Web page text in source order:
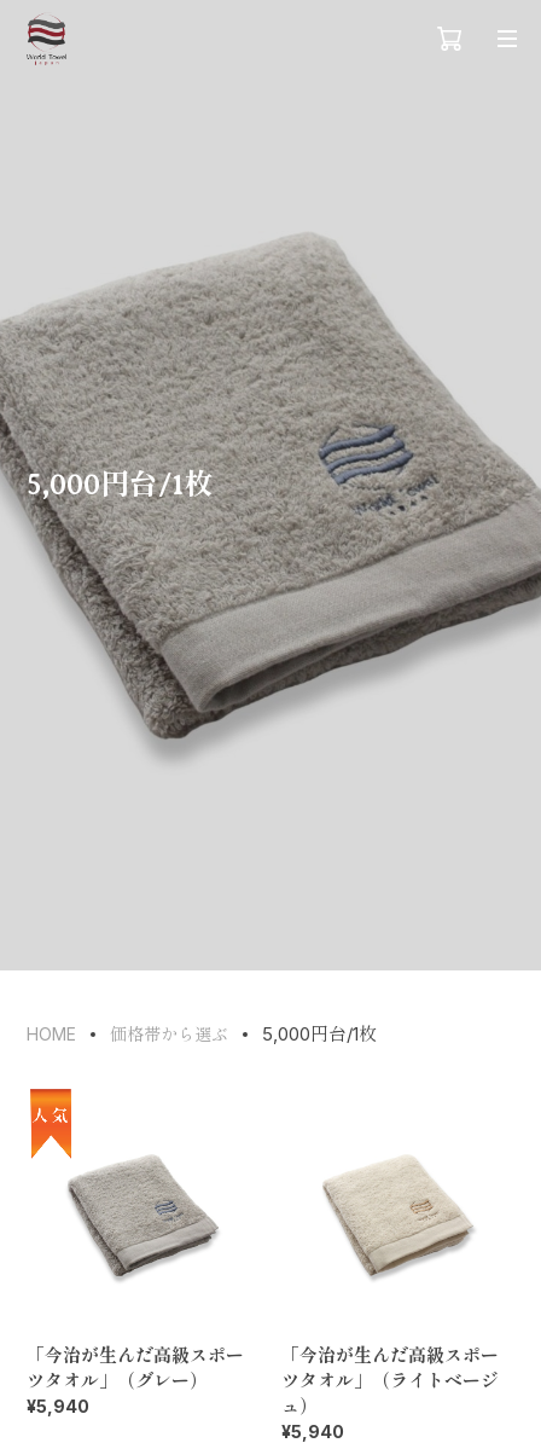
5,000円台/1枚
HOME 価格帯から選ぶ 5,000円台/1枚
「今治が生んだ高級スポー
ツタオル」（グレー）
¥5,940
「今治が生んだ高級スポー
ツタオル」（ライトベージ
ュ）
¥5,940